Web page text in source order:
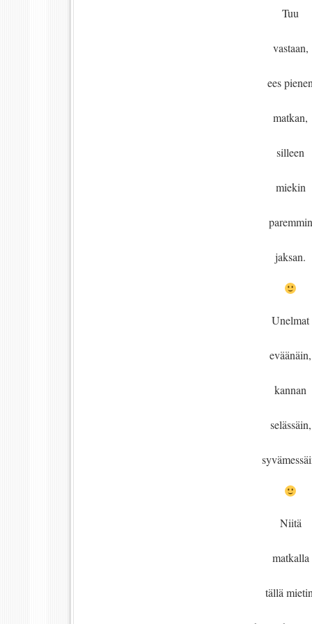
Tuu
vastaan,
ees
matkan,
silleen
miekin
paremmin
jaksan.
Unelmat
eväänäin,
kannan
selässäin,
Niitä
matkalla
tällä